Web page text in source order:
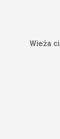
Wieża